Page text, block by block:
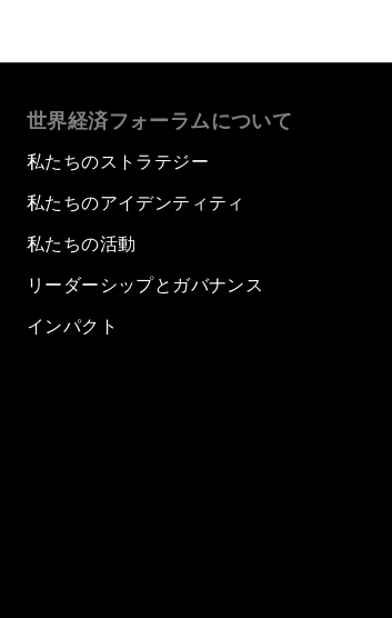
世界経済フォーラムについて
私たちのストラテジー
私たちのアイデンティティ
私たちの活動
リーダーシップとガバナンス
インパクト